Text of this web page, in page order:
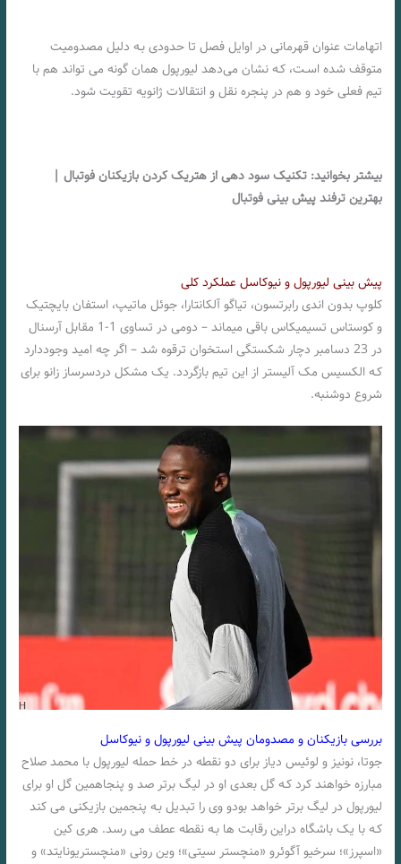
اتهامات عنوان قهرمانی در اوایل فصل تا حدودی بـه دلیل مصدومیت
متوقف شده اسـت، کـه نشان می‌دهد لیورپول همان‌ گونه می تواند هم با
تیم فعلی خود و هم در پنجره نقل و انتقالات ژانویه تقویت شود.
بیشتر بخوانید: تکنیک سود دهی از هتریک کردن بازیکنان فوتبال |
بهترین ترفند پیش بینی فوتبال
پیش بینی لیورپول و نیوکاسل عملکرد کلی
کلوپ بدون اندی رابرتسون، تیاگو آلکانتارا، جوئل ماتیپ، استفان بایچتیک
و کوستاس تسیمیکاس باقی میماند – دومی در تساوی 1-1 مقابل آرسنال
در 23 دسامبر دچار شکستگی استخوان ترقوه شد – اگر چه امید وجوددارد
کـه الکسیس مک آلیستر از این تیم بازگردد. یک مشکل دردسرساز زانو برای
شروع دوشنبه.
بررسی بازیکنان و مصدومان پیش بینی لیورپول و نیوکاسل
جوتا، نونیز و لوئیس دیاز برای دو نقطه در خط حمله لیورپول با محمد صلاح
مبارزه خواهند کرد کـه گل بعدی او در لیگ برتر صد و پنجاهمین گل او برای
لیورپول در لیگ برتر خواهد بودو وی را تبدیل بـه پنجمین بازیکنی می کند
کـه با یک باشگاه دراین رقابت ها بـه نقطه عطف می رسد. هری کین
«اسپرز»؛ سرخیو آگوئرو «منچستر سیتی»؛ وین رونی «منچستریونایتد» و